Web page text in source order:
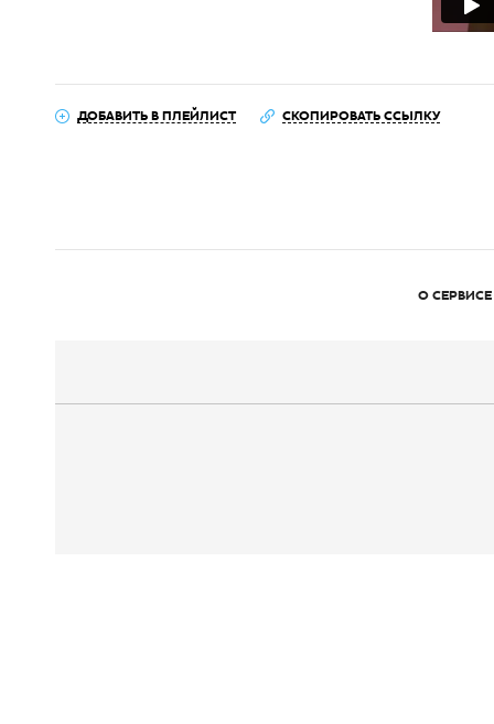
ДОБАВИТЬ В ПЛЕЙЛИСТ СКОПИРОВАТЬ ССЫЛКУ
О СЕРВИСЕ